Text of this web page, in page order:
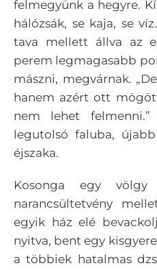
felmegyünk a hegyre.
hálózsák, se kaja, se
tava mellett állva az
perem legmagasabb
mászni, megvárnak.
hanem azért ott
nem lehet
legutolsó faluba,
éjszaka.
Kosonga egy
narancsültetvény
egyik ház elé
nyitva, bent egy
a többiek hatalmas